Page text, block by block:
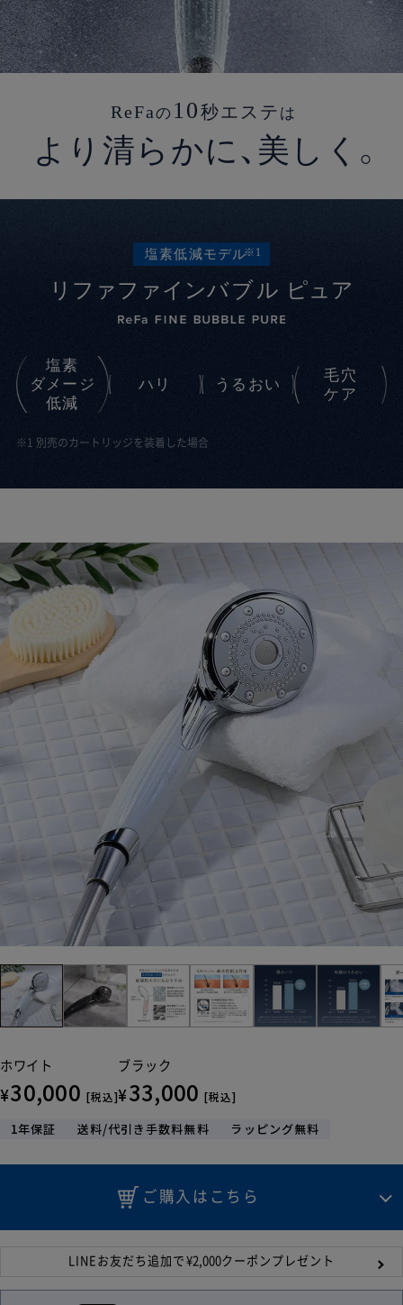
ReFaの 10秒エステ は
より清らかに、美しく。
塩素低減モデル※1
リファファインバブル ピュア
塩素
ダメージ
低減
ハリ うるおい
毛穴
ケア
※1 別売のカートリッジを装着した場合
ホワイト
¥30,000 [税込]
ブラック
¥33,000 [税込]
1年保証 送料/代引き手数料無料 ラッピング無料
ご購入はこちら
LINEお友だち追加で ¥2,000クーポンプレゼント